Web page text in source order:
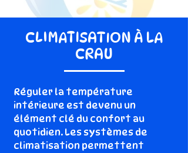
CLIMATISATION À LA
CRAU
Réguler la température
intérieure est devenu un
élément clé du confort au
quotidien. Les systèmes de
climatisation permettent